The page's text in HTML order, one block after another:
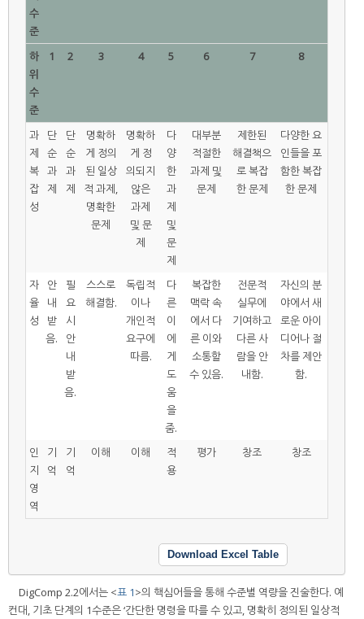
수
준
하
위
수
준
1 2 3 4 5 6 7 8
과
제
복
잡
성
단
순
과
제
단
순
과
제
명확하
게 정의
된 일상
적 과제,
명확한
문제
명확하
게 정
의되지
않은
과제
및 문
제
다
양
한
과
제
및
문
제
대부분
적절한
과제 및
문제
제한된
해결책으
로 복잡
한 문제
다양한 요
인들을 포
함한 복잡
한 문제
자
율
성
안
내
받
음.
필
요
시
안
내
받
음.
스스로
해결함.
독립적
이나
개인적
요구에
따름.
다
른
이
에
게
도
움
을
줌.
복잡한
맥락 속
에서 다
른 이와
소통할
수 있음.
전문적
실무에
기여하고
다른 사
람을 안
내함.
자신의 분
야에서 새
로운 아이
디어나 절
차를 제안
함.
인
지
영
역
기
억
기
억
이해 이해
적
용
평가 창조 창조
Download Excel Table
DigComp 2.2에서는 <표 1>의 핵심어들을 통해 수준별 역량을 진술한다. 예
컨대, 기초 단계의 1수준은 ‘간단한 명령을 따를 수 있고, 명확히 정의된 일상적